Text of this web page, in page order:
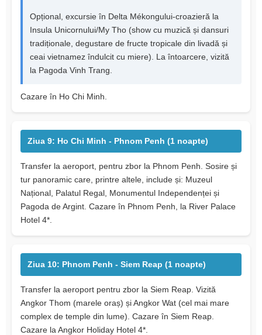
Opțional, excursie în Delta Mékongului-croazieră la
Insula Unicornului/My Tho (show cu muzică și dansuri
tradiționale, degustare de fructe tropicale din livadă și
ceai vietnamez îndulcit cu miere). La întoarcere, vizită
la Pagoda Vinh Trang.
Cazare în Ho Chi Minh.
Ziua 9: Ho Chi Minh - Phnom Penh (1 noapte)
Transfer la aeroport, pentru zbor la Phnom Penh. Sosire și
tur panoramic care, printre altele, include și: Muzeul
Național, Palatul Regal, Monumentul Independenței și
Pagoda de Argint. Cazare în Phnom Penh, la River Palace
Hotel 4*.
Ziua 10: Phnom Penh - Siem Reap (1 noapte)
Transfer la aeroport pentru zbor la Siem Reap. Vizită
Angkor Thom (marele oraș) și Angkor Wat (cel mai mare
complex de temple din lume). Cazare în Siem Reap.
Cazare la Angkor Holiday Hotel 4*.